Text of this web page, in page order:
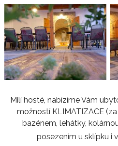
Milí hosté, nabízíme Vám
možností KLIMATIZACE
bazénem, lehátky,
posezením u sklípku i